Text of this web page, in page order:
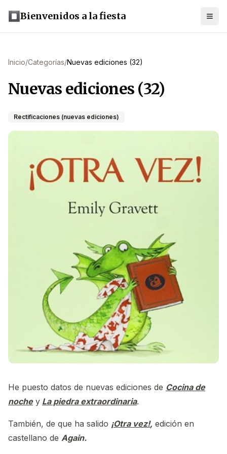
Bienvenidos a la fiesta
Inicio/Categorías/Nuevas ediciones (32)
Nuevas ediciones (32)
Rectificaciones (nuevas ediciones)
He puesto datos de nuevas ediciones de Cocina de
nochey La piedra extraordinaria.
También, de que ha salido ¡Otra vez!, edición en
castellano de Again.